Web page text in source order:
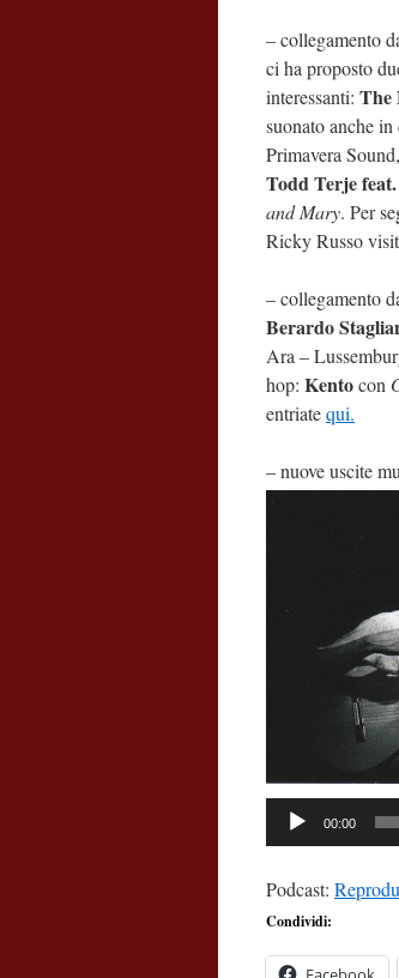
– collegamento
ci ha proposto
interessanti: The
suonato anche
Primavera
Todd Terje
and Mary. Per
Ricky Russo
– collegamento
Berardo
Ara –
hop: Kentocon
entriatequi.
– nuove uscite
00:00
Podcast:
Condividi: